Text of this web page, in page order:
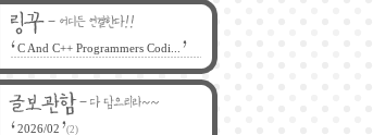
C And C++ Programmers Codi...
2026/02 (2)